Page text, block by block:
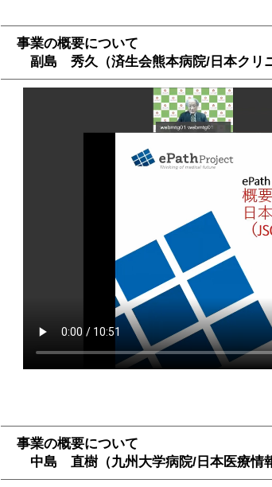
事業の概要について
副島 秀久（済生会熊本病院/日本クリ
事業の概要について
中島 直樹（九州大学病院/日本医療情